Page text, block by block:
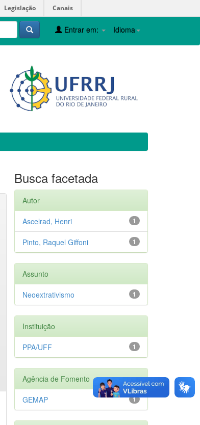
Legislação Canais
Idioma
Entrar em:
Busca facetada
Autor
1
Ascelrad, Henri
1
Pinto, Raquel Giffoni
Assunto
1
Neoextrativismo
Instituição
1
PPA/UFF
Agência de Fomento
1
GEMAP